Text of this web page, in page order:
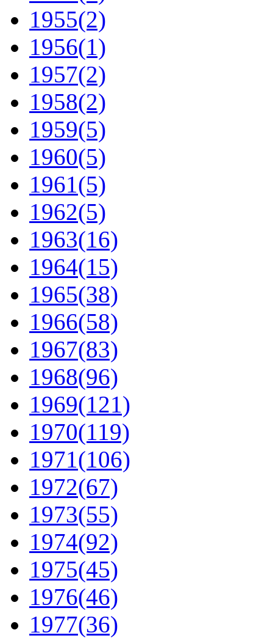
1955(2)
1956(1)
1957(2)
1958(2)
1959(5)
1960(5)
1961(5)
1962(5)
1963(16)
1964(15)
1965(38)
1966(58)
1967(83)
1968(96)
1969(121)
1970(119)
1971(106)
1972(67)
1973(55)
1974(92)
1975(45)
1976(46)
1977(36)